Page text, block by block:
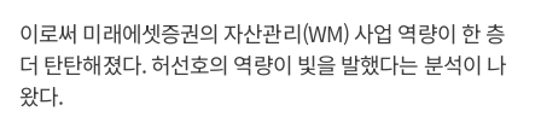
이로써 미래에셋증권의 자산관리(WM) 사업 역량이 한 층
더 탄탄해졌다. 허선호의 역량이 빛을 발했다는 분석이 나
왔다.